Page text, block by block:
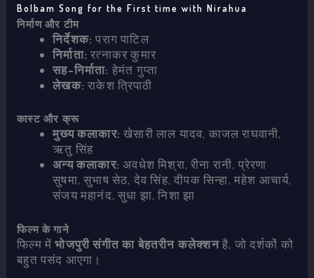
Bolbam Song for the First time with Nirahua
निर्माण और टीम
निर्देशक: पराग पाटिल
निर्माता: रत्नाकर कुमार
सह-निर्माता: हेमंत गुप्ता
लेखक: राकेश त्रिपाठी
कास्ट और क्रू
मुख्य कलाकार: खेसारी लाल यादव, काजल राघवानी,
ऋतु सिंह
अन्य कलाकार: अवधेश मिश्रा, रीना रानी, प्रेरणा
सुषमा, सुभाष सेठ, देव सिंह, दीपक सिन्हा, महेश आचार्य,
संजय महानंद, सुधा झा, निशा झा
फिल्म के गाने
फिल्म मेंभोजपुरी संगीत का बेहतरीन कलेक्शनहै, जो दर्शकों को
बहुत पसंद आएगा।